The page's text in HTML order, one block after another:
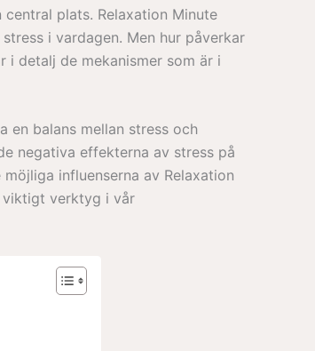
plats. Relaxation Minute
i vardagen. Men hur påverkar
i detalj de mekanismer som är i
en balans mellan stress och
negativa effekterna av stress på
influenserna av Relaxation
viktigt verktyg i vår